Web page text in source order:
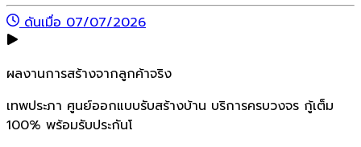
ดันเมื่อ 07/07/2026
ผลงานการสร้างจากลูกค้าจริง
เทพประภา ศูนย์ออกแบบรับสร้างบ้าน บริการครบวงจร กู้เต็ม
100% พร้อมรับประกันโ